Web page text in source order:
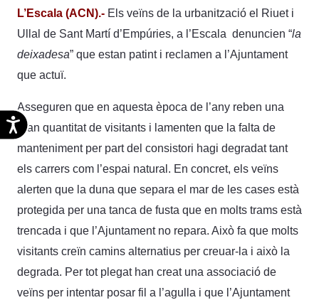
Accesibilidad
L’Escala (ACN).- Els veïns de la urbanització el Riuet i
Ullal de Sant Martí d’Empúries, a l’Escala denuncien “la
deixadesa” que estan patint i reclamen a l’Ajuntament
que actuï.
Asseguren que en aquesta època de l’any reben una
gran quantitat de visitants i lamenten que la falta de
manteniment per part del consistori hagi degradat tant
els carrers com l’espai natural. En concret, els veïns
alerten que la duna que separa el mar de les cases està
protegida per una tanca de fusta que en molts trams està
trencada i que l’Ajuntament no repara. Això fa que molts
visitants creïn camins alternatius per creuar-la i això la
degrada. Per tot plegat han creat una associació de
veïns per intentar posar fil a l’agulla i que l’Ajuntament